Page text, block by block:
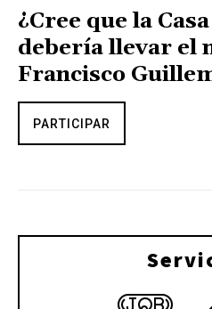
¿Cree que la
debería llevar el
Francisco
PARTICIPAR